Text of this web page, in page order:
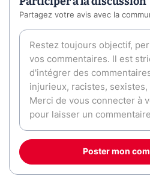
Partagez votre avis avec la
Poster mon